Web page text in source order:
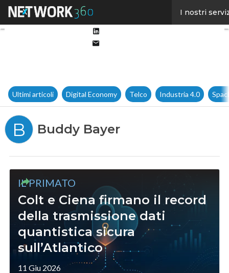
I nostri
Ultimi articoli Digital Economy Telco Industria 4.0
B Buddy Bayer
IL PRIMATO
Colt e Ciena firmano il record
della trasmissione dati
quantistica sicura
sull’Atlantico
11 Giu 2026